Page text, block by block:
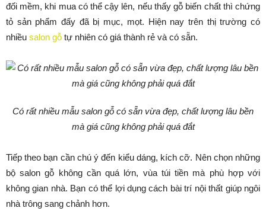
đối mềm, khi mua có thể cậy lên, nếu thấy gỗ biến chất thì chứng
tỏ sản phẩm đấy đã bị mục, mọt. Hiện nay trên thị trường có
nhiều salon gỗ tự nhiên có giá thành rẻ và có sẵn.
Có rất nhiều mẫu salon gỗ có sẵn vừa đẹp, chất lượng lâu bền
mà giá cũng không phải quá đắt
Tiếp theo bạn cần chú ý đến kiểu dáng, kích cỡ. Nên chọn những
bộ salon gỗ không cần quá lớn, vùa túi tiền mà phù hợp với
không gian nhà. Bạn có thể lợi dụng cách bài trí nội thất giúp ngôi
nhà trông sang chảnh hơn.